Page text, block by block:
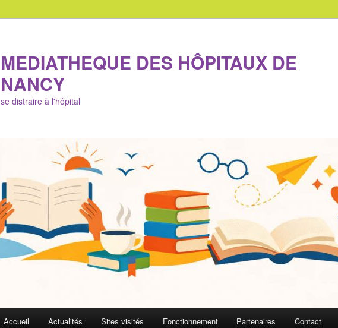
MEDIATHEQUE DES HÔPITAUX DE
NANCY
se distraire à l'hôpital
Accueil Actualités Sites visités Fonctionnement Partenaires Contact